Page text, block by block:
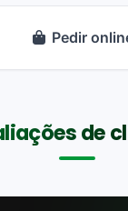
Pedir
de